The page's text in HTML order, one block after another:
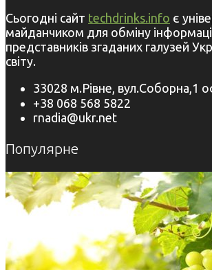
Сьогодні сайт techdrinks.info є
майданчиком для обміну
представників згаданих галузей
світу.
33028 м.Рівне, вул.Соборна,1
+38 068 568 5822
rnadia@ukr.net
Популярне